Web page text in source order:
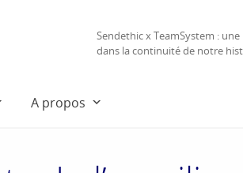
Sendethic x TeamSystem :
dans la continuité de notre
A propos